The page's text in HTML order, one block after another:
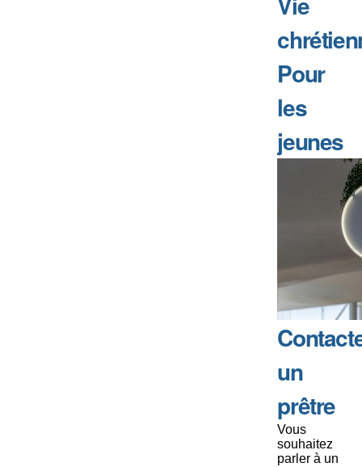
Pour
les
jeunes
un
prêtre
Vous
souhaitez
parler à un